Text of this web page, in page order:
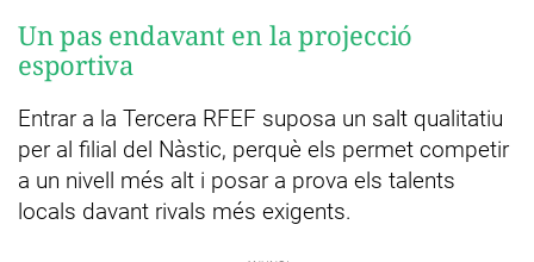
Un pas endavant en la projecció
esportiva
Entrar a la Tercera RFEF suposa un salt qualitatiu
per al filial del Nàstic, perquè els permet competir
a un nivell més alt i posar a prova els talents
locals davant rivals més exigents.